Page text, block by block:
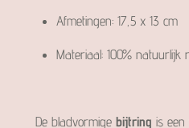
Afmetingen: 17,5 x 13 cm
Materiaal: 100% natuurlijk
De bladvormige bijtring is een